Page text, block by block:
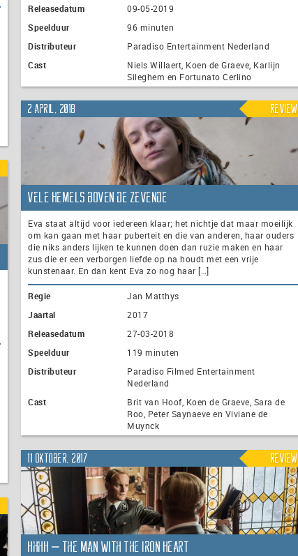
Releasedatum
09-05-2019
Speelduur
96 minuten
Distributeur
Paradiso Entertainment Nederland
Cast
Niels Willaert, Koen de Graeve, Karlijn
Sileghem en Fortunato Cerlino
2 april, 2018 Review
Vele Hemels boven de Zevende
Eva staat altijd voor iedereen klaar; het nichtje dat maar moeilijk
om kan gaan met haar puberteit en die van anderen, haar ouders
die niks anders lijken te kunnen doen dan ruzie maken en haar
zus die er een verborgen liefde op na houdt met een vrije
kunstenaar. En dan kent Eva zo nog haar […]
Regie
Jan Matthys
Jaartal
2017
Releasedatum
27-03-2018
Speelduur
119 minuten
Distributeur
Paradiso Filmed Entertainment
Nederland
Cast
Brit van Hoof, Koen de Graeve, Sara de
Roo, Peter Saynaeve en Viviane de
Muynck
11 oktober, 2017 Review
HhhH – The Man with the Iron Heart